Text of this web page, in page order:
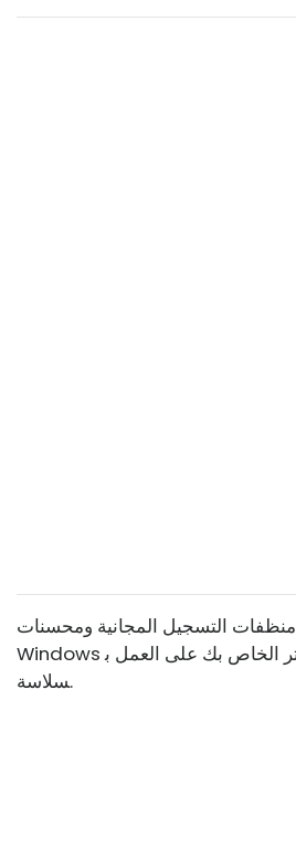
ستغطي هذه المقالة 10 منظفات التسجيل المجانية ومحسنات
Windows لمساعدة جهاز الكمبيوتر الخاص بك على العمل ب
سلاسة.